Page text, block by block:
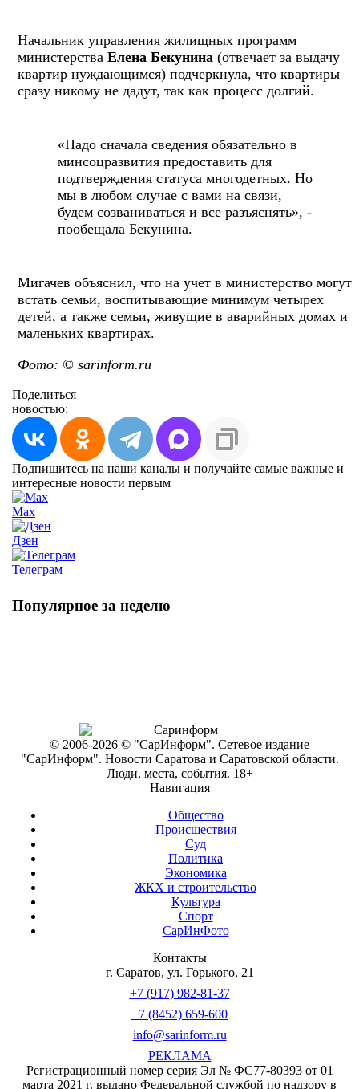
Начальник управления жилищных программ
министерства Елена Бекунина (отвечает за выдачу
квартир нуждающимся) подчеркнула, что квартиры
сразу никому не дадут, так как процесс долгий.
«Надо сначала сведения обязательно в
минсоцразвития предоставить для
подтверждения статуса многодетных. Но
мы в любом случае с вами на связи,
будем созваниваться и все разъяснять», -
пообещала Бекунина.
Мигачев объяснил, что на учет в министерство могут
встать семьи, воспитывающие минимум четырех
детей, а также семьи, живущие в аварийных домах и
маленьких квартирах.
Фото: © sarinform.ru
Поделиться
новостью:
Подпишитесь на наши каналы и получайте самые важные и
интересные новости первым
Max
Дзен
Телеграм
Популярное за неделю
© 2006-2026 © "СарИнформ". Сетевое издание
"СарИнформ". Новости Саратова и Саратовской области.
Люди, места, события. 18+
Навигация
Общество
Происшествия
Суд
Политика
Экономика
ЖКХ и строительство
Культура
Спорт
СарИнФото
Контакты
г. Саратов, ул. Горького, 21
+7 (917) 982-81-37
+7 (8452) 659-600
info@sarinform.ru
РЕКЛАМА
Регистрационный номер серия Эл № ФС77-80393 от 01
марта 2021 г. выдано Федеральной службой по надзору в